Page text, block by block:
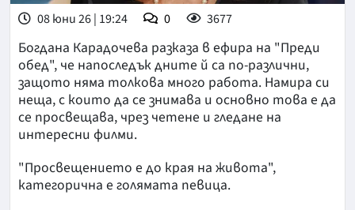
08 юни 26 | 19:24 0 3677
Богдана Карадочева разказа в ефира на "Преди
обед", че напоследък дните й са по-различни,
защото няма толкова много работа. Намира си
неща, с които да се знимава и основно това е да
се просвещава, чрез четене и гледане на
интересни филми.
"Просвещението е до края на живота",
категорична е голямата певица.